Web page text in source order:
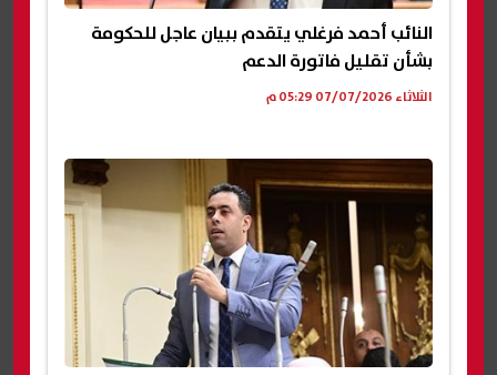
النائب أحمد فرغلي يتقدم ببيان عاجل للحكومة
بشأن تقليل فاتورة الدعم
الثلاثاء 07/07/2026 05:29 م